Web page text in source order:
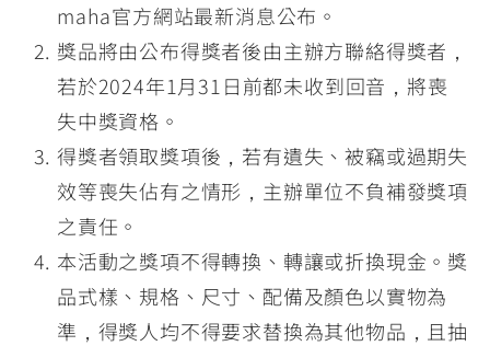
maha官方網站最新消息公布。
獎品將由公布得獎者後由主辦方聯絡得獎者，
若於2024年1月31日前都未收到回音，將喪
失中獎資格。
得獎者領取獎項後，若有遺失、被竊或過期失
效等喪失佔有之情形，主辦單位不負補發獎項
之責任。
本活動之獎項不得轉換、轉讓或折換現金。獎
品式樣、規格、尺寸、配備及顏色以實物為
準，得獎人均不得要求替換為其他物品，且抽